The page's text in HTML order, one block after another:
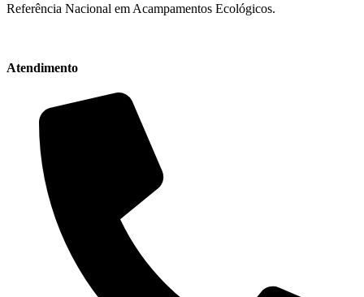
Referência Nacional em Acampamentos Ecológicos.
Atendimento